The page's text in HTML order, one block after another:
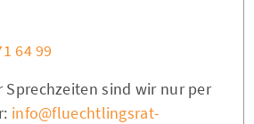
64 99
Sprechzeiten sind wir nur per
info@fluechtlingsrat-